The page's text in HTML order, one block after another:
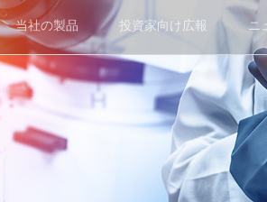
当社の製品 投資家向け広報 ニ